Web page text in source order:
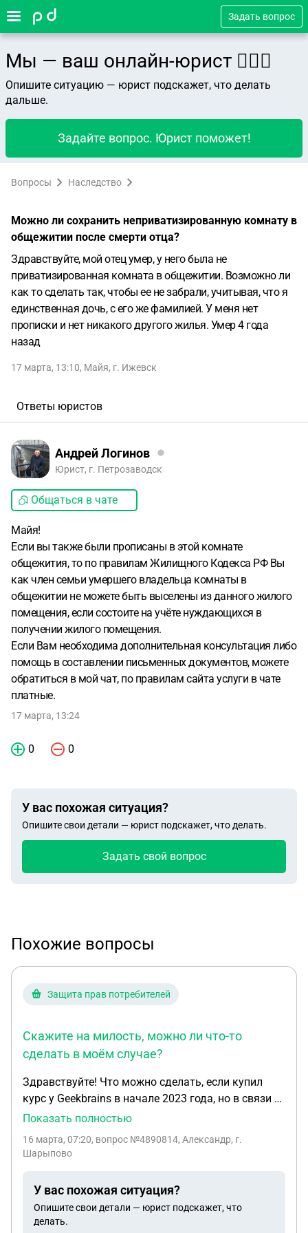
Задать вопрос
Мы — ваш онлайн-юрист 👨🏻‍⚖️
Опишите ситуацию — юрист подскажет, что делать
дальше.
Задайте вопрос. Юрист поможет!
Вопросы Наследство
Можно ли сохранить неприватизированную комнату в
общежитии после смерти отца?
Здравствуйте, мой отец умер, у него была не
приватизированная комната в общежитии. Возможно ли
как то сделать так, чтобы ее не забрали, учитывая, что я
единственная дочь, с его же фамилией. У меня нет
прописки и нет никакого другого жилья. Умер 4 года
назад
17 марта, 13:10, Майя, г. Ижевск
Ответы юристов
Андрей Логинов
Юрист, г. Петрозаводск
Общаться в чате
Майя!
Если вы также были прописаны в этой комнате
общежития, то по правилам Жилищного Кодекса РФ Вы
как член семьи умершего владельца комнаты в
общежитии не можете быть выселены из данного жилого
помещения, если состоите на учёте нуждающихся в
получении жилого помещения.
Если Вам необходима дополнительная консультация либо
помощь в составлении письменных документов, можете
обратиться в мой чат, по правилам сайта услуги в чате
платные.
17 марта, 13:24
0 0
У вас похожая ситуация?
Опишите свои детали — юрист подскажет, что делать.
Задать свой вопрос
Похожие вопросы
Защита прав потребителей
Скажите на милость, можно ли что-то
сделать в моём случае?
Здравствуйте! Что можно сделать, если купил
курс у Geekbrains в начале 2023 года, но в связи с
жизненными обстоятельствами, так и не прошел
урок, в котором был рассказ про
насколко мне известно доступен в свободном
доступе. Платформой не пользовался, заходил
Показать полностью
16 марта, 07:20, вопрос №4890814, Александр, г.
Шарыпово
У вас похожая ситуация?
Опишите свои детали — юрист подскажет, что
делать.